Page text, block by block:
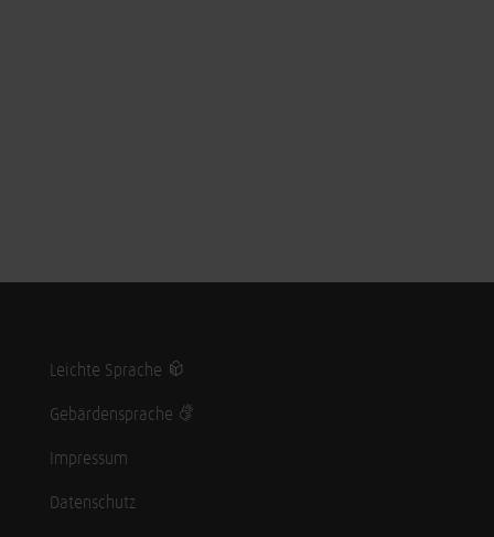
Leichte Sprache
Gebärdensprache
Impressum
Datenschutz